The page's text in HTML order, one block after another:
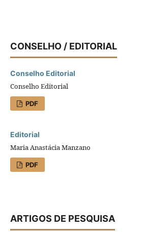
CONSELHO / EDITORIAL
Conselho Editorial
Conselho Editorial
PDF
Editorial
Maria Anastácia Manzano
PDF
ARTIGOS DE PESQUISA